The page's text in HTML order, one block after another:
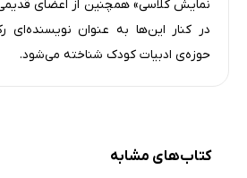
نمایش کلاسی» همچنین از اعضای
در کنار این‌ها به عنوان نویسنده‌ای
حوزه‌ی ادبیات کودک شناخته می‌شود.
کتاب‌های مشابه